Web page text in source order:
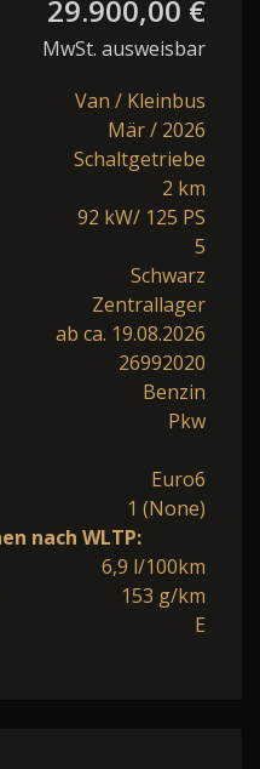
29.900,00 €
MwSt. ausweisbar
Van / Kleinbus
Mär / 2026
Schaltgetriebe
2 km
92 kW/ 125 PS
5
Schwarz
Zentrallager
ab ca. 19.08.2026
26992020
Benzin
Pkw
Euro6
1 (None)
nach WLTP:
6,9 l/100km
153 g/km
E